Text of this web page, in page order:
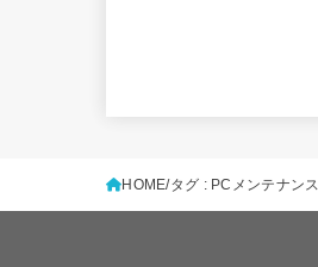
HOME タグ : PCメンテナンス